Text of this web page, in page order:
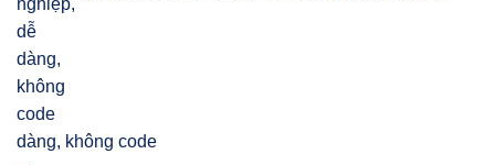
dàng, không code